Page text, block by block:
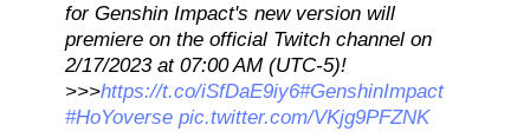
for Genshin Impact's new version will
premiere on the official Twitch channel on
2/17/2023 at 07:00 AM (UTC-5)!
>>>https://t.co/iSfDaE9iy6#GenshinImpact
#HoYoverse pic.twitter.com/VKjg9PFZNK